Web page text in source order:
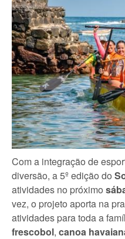
Com a integração de
diversão, a 5º edição do
atividades no próximo
vez, o projeto aporta na
atividades para toda a
frescobol, canoa